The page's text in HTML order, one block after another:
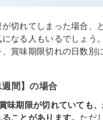
切れてしまった場合、
なる人もいるでしょう
賞味期限切れの日数別
間】の場合
味期限が切れていても
ことがあります。 ただ